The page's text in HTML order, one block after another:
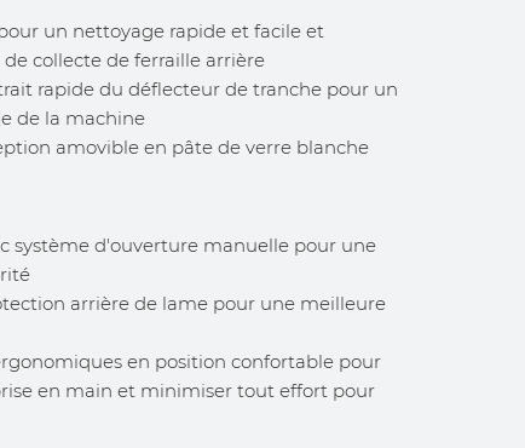
un nettoyage rapide et facile et
collecte de ferraille arrière
rapide du déflecteur de tranche pour un
de la machine
amovible en pâte de verre blanche
système d'ouverture manuelle pour une
arrière de lame pour une meilleure
en position confortable pour
en main et minimiser tout effort pour